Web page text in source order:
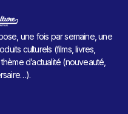
une fois par semaine, une
culturels (films, livres,
d’actualité (nouveauté,